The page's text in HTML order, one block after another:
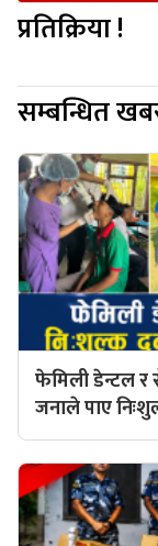
प्रतिक्रिया !
सम्बन्धित
फेमिली डेन्टल र
जनाले पाए